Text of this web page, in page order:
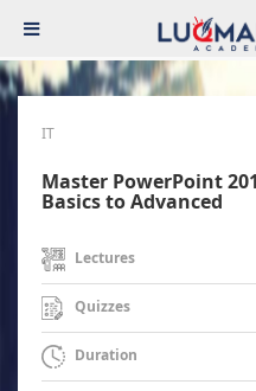
IT
Master PowerPoint
Basics to Advanced
Lectures
Quizzes
Duration